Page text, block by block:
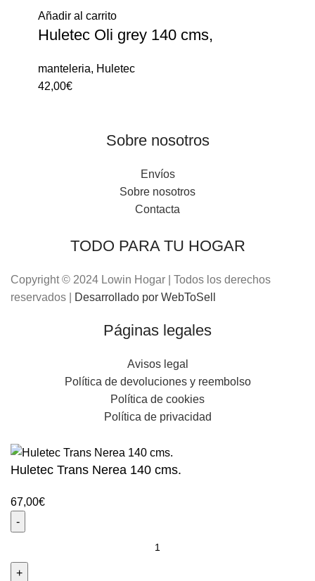
Añadir al carrito
Huletec Oli grey 140 cms,
manteleria, Huletec
42,00€
Sobre nosotros
Envíos
Sobre nosotros
Contacta
TODO PARA TU HOGAR
Copyright © 2024 Lowin Hogar | Todos los derechos
reservados |
Desarrollado por WebToSell
Páginas legales
Avisos legal
Política de devoluciones y reembolso
Política de cookies
Política de privacidad
Huletec Trans Nerea 140 cms.
67,00€